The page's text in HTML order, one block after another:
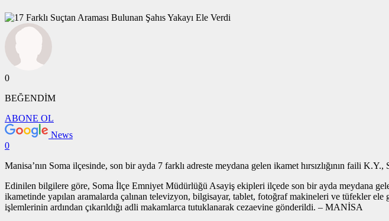
0
BEĞENDİM
ABONE OL
News
0
Manisa’nın Soma ilçesinde, son bir ayda 7 farklı adreste meydana gelen ikamet hırsızlığının faili
Edinilen bilgilere göre, Soma İlçe Emniyet Müdürlüğü Asayiş ekipleri ilçede son bir ayda meydana
ikametinde yapılan aramalarda çalınan televizyon, bilgisayar, tablet, fotoğraf makineleri ve tüfekler
işlemlerinin ardından çıkarıldığı adli makamlarca tutuklanarak cezaevine gönderildi. – MANİSA